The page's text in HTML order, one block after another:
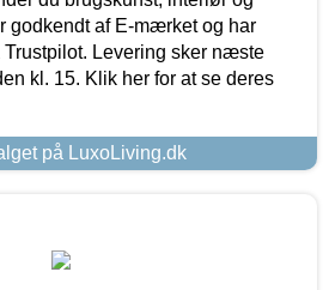
godkendt af E-mærket og har
Levering sker næste
kl. 15. Klik her for at se deres
på LuxoLiving.dk